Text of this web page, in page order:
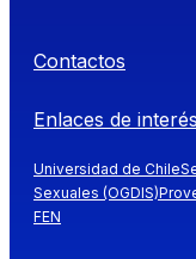
Contactos
Enlaces de interés
Universidad de Chile
Sexuales (OGDIS)
FEN